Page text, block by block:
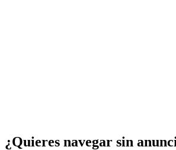
¿Quieres navegar sin